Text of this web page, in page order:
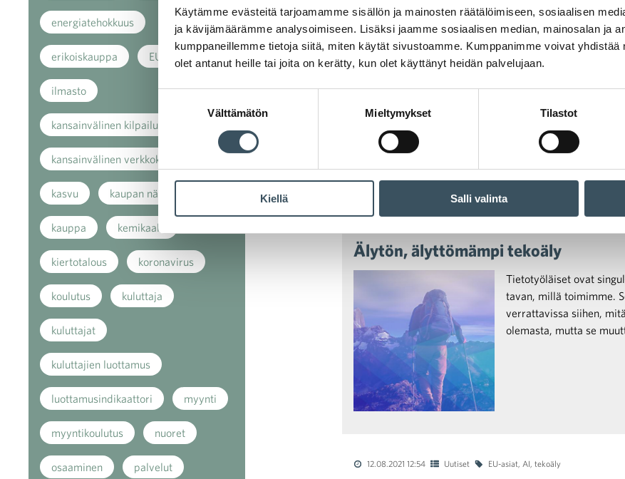
Käytämme evästeitä tarjoamamme sisällön ja mainosten räätälöimiseen, sosiaalisen
ja kävijämäärämme analysoimiseen. Lisäksi jaamme sosiaalisen median, mainosalan ja
kumppaneillemme tietoja siitä, miten käytät sivustoamme. Kumppanimme voivat yhdistää
olet antanut heille tai joita on kerätty, kun olet käyttänyt heidän palvelujaan.
valinta
Välttämätön Mieltymykset Tilastot
Kiellä Salli valinta
Tekoäly myynnissä
Tekoäly on nyt
työpajan alan
myöskään ole mikä
Älytön, älyttömämpi tekoäly
Tietotyöläiset ovat
tavan, millä toimimme.
verrattavissa siihen,
olemasta, mutta se
12.08.2021 12:54 Uutiset EU-asiat, AI, tekoäly
energiatehokkuus
erikoiskauppa EU
ilmasto
kansainvälinen kilpailu
kansainvälinen verkkokauppa
kasvu kaupan näkymät
kauppa kemikaalit
kiertotalous koronavirus
koulutus kuluttaja
kuluttajat
kuluttajien luottamus
luottamusindikaattori myynti
myyntikoulutus nuoret
osaaminen palvelut